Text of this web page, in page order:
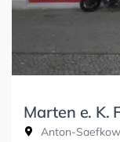
Marten e. K.
Anton-